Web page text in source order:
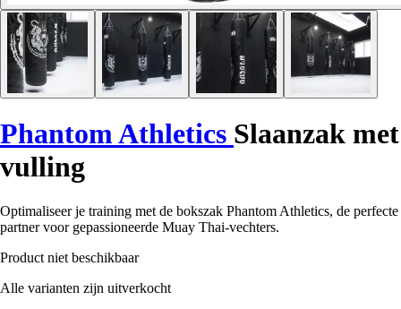
Phantom Athletics Slaanzak met
vulling
Optimaliseer je training met de bokszak Phantom Athletics, de perfecte
partner voor gepassioneerde Muay Thai-vechters.
Product niet beschikbaar
Alle varianten zijn uitverkocht